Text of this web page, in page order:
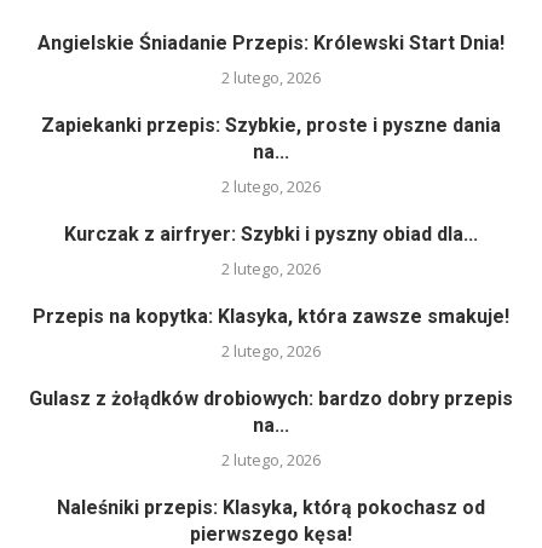
Angielskie Śniadanie Przepis: Królewski Start Dnia!
2 lutego, 2026
Zapiekanki przepis: Szybkie, proste i pyszne dania
na...
2 lutego, 2026
Kurczak z airfryer: Szybki i pyszny obiad dla...
2 lutego, 2026
Przepis na kopytka: Klasyka, która zawsze smakuje!
2 lutego, 2026
Gulasz z żołądków drobiowych: bardzo dobry przepis
na...
2 lutego, 2026
Naleśniki przepis: Klasyka, którą pokochasz od
pierwszego kęsa!